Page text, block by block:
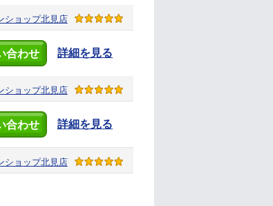
ショップ北見店
合わせ 詳細を見る
ショップ北見店
合わせ 詳細を見る
ショップ北見店